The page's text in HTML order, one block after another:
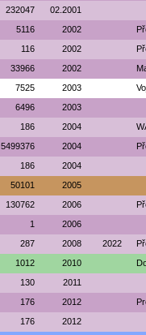
232047 02.2001
5116 2002
116 2002
33966 2002
7525 2003
6496 2003
186 2004
5499376 2004
186 2004
50101 2005
130762 2006
1 2006
287 2008 2022
1012 2010
130 2011
176 2012
176 2012